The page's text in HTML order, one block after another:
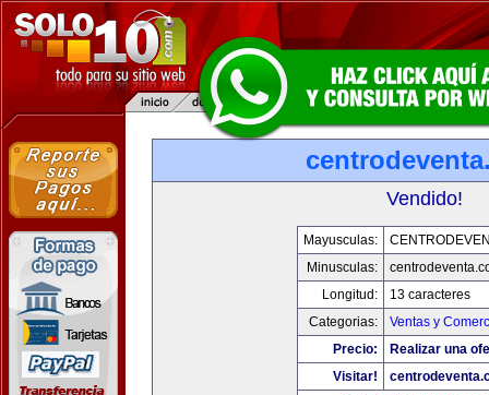
Vendido!
Mayusculas:
Minusculas:
Longitud:
13 caracteres
Categorias:
Ventas y
Precio:
Realizar una
Visitar!